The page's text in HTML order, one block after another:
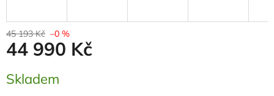
45 193 Kč –0 %
44 990 Kč
cena:
Skladem